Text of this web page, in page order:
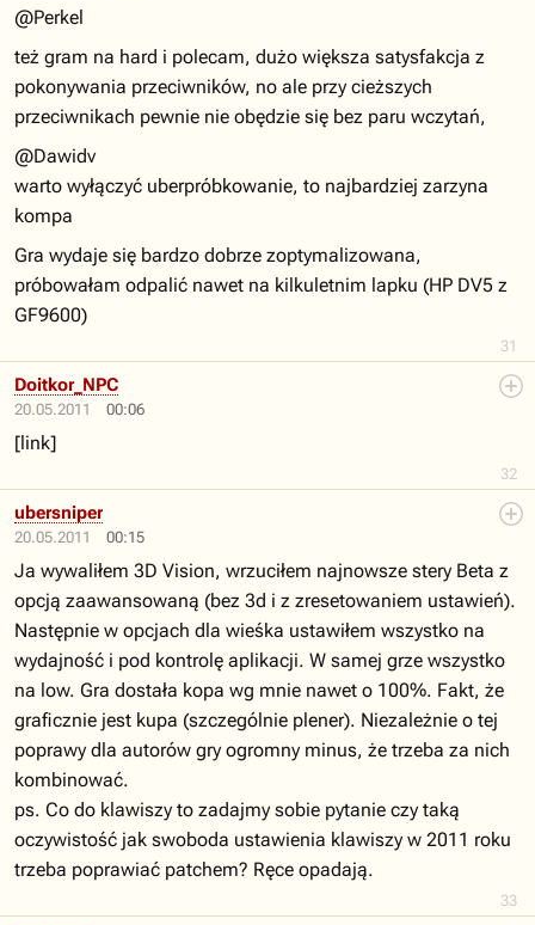
31
@Perkel
też gram na hard i polecam, dużo większa satysfakcja z
pokonywania przeciwników, no ale przy cieższych
przeciwnikach pewnie nie obędzie się bez paru wczytań,
@Dawidv
warto wyłączyć uberpróbkowanie, to najbardziej zarzyna
kompa
Gra wydaje się bardzo dobrze zoptymalizowana,
próbowałam odpalić nawet na kilkuletnim lapku (HP DV5 z
GF9600)
20.05.2011 00:06
32
Doitkor_NPC
[link]
20.05.2011 00:15
33
ubersniper
Ja wywaliłem 3D Vision, wrzuciłem najnowsze stery Beta z
opcją zaawansowaną (bez 3d i z zresetowaniem ustawień).
Następnie w opcjach dla wieśka ustawiłem wszystko na
wydajność i pod kontrolę aplikacji. W samej grze wszystko
na low. Gra dostała kopa wg mnie nawet o 100%. Fakt, że
graficznie jest kupa (szczególnie plener). Niezależnie o tej
poprawy dla autorów gry ogromny minus, że trzeba za nich
kombinować.
ps. Co do klawiszy to zadajmy sobie pytanie czy taką
oczywistość jak swoboda ustawienia klawiszy w 2011 roku
trzeba poprawiać patchem? Ręce opadają.